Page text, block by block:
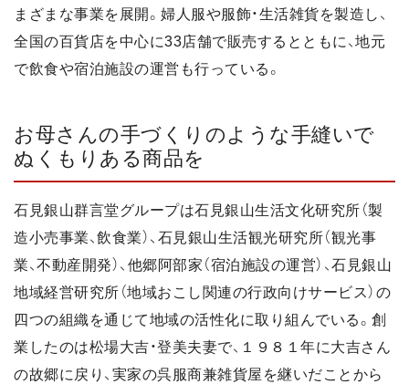
まざまな事業を展開。婦人服や服飾・生活雑貨を製造し、
全国の百貨店を中心に33店舗で販売するとともに、地元
で飲食や宿泊施設の運営も行っている。
お母さんの手づくりのような手縫いで
ぬくもりある商品を
石見銀山群言堂グループは石見銀山生活文化研究所（製
造小売事業、飲食業）、石見銀山生活観光研究所（観光事
業、不動産開発）、他郷阿部家（宿泊施設の運営）、石見銀山
地域経営研究所（地域おこし関連の行政向けサービス）の
四つの組織を通じて地域の活性化に取り組んでいる。創
業したのは松場大吉・登美夫妻で、１９８１年に大吉さん
の故郷に戻り、実家の呉服商兼雑貨屋を継いだことから